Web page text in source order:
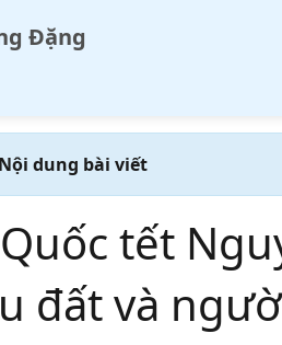
Đặng
Nội dung bài viết
tết
đất và